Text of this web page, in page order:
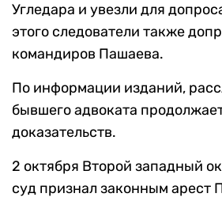
Угледара и увезли для
этого следователи также
командиров Пашаева.
По информации изданий,
бывшего адвоката
доказательств.
2 октября Второй западный
суд признал законным арест